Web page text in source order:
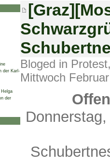
der Karl-
der
Bloged in Protest
Mittwoch